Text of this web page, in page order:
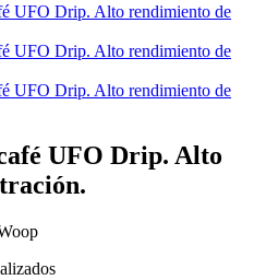
UFO Drip. Alto